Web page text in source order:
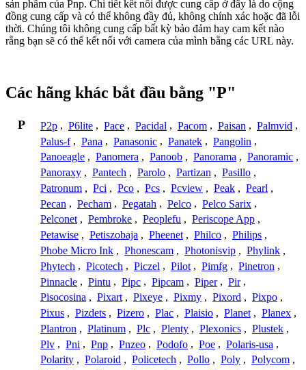
sản phẩm của Pnp. Chi tiết kết nối được cung cấp ở đây là do cộng
đồng cung cấp và có thể không đầy đủ, không chính xác hoặc đã lỗi
thời. Chúng tôi không cung cấp bất kỳ bảo đảm hay cam kết nào
rằng bạn sẽ có thể kết nối với camera của mình bằng các URL này.
Các hãng khác bắt đầu bằng "P"
P P2p , P6lite , Pace , Pacidal , Pacom , Paisan , Palmvid ,
Palus-f , Pana , Panasonic , Panatek , Pangolin ,
Panoeagle , Panomera , Panoob , Panorama , Panoramic ,
Panoraxy , Pantech , Parolo , Partizan , Pasillo ,
Patronum , Pci , Pco , Pcs , Pcview , Peak , Pearl ,
Pecan , Pecham , Pegatah , Pelco , Pelco Sarix ,
Pelconet , Pembroke , Peoplefu , Periscope App ,
Petawise , Petiszobaja , Pheenet , Philco , Philips ,
Phobe Micro Ink , Phonescam , Photonisvip , Phylink ,
Phytech , Picotech , Piczel , Pilot , Pimfg , Pinetron ,
Pinnacle , Pintu , Pipc , Pipcam , Piper , Pir ,
Pisocosina , Pixart , Pixeye , Pixmy , Pixord , Pixpo ,
Pixus , Pizdets , Pizero , Plac , Plaisio , Planet , Planex ,
Plantron , Platinum , Plc , Plenty , Plexonics , Plustek ,
Plv , Pni , Pnp , Pnzeo , Podofo , Poe , Polaris-usa ,
Polarity , Polaroid , Policetech , Pollo , Poly , Polycom ,